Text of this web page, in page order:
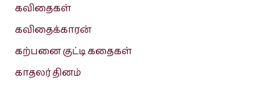
கவிதைகள்
கவிதைக்காரன்
கற்பனை குட்டி கதைகள்
காதலர் தினம்